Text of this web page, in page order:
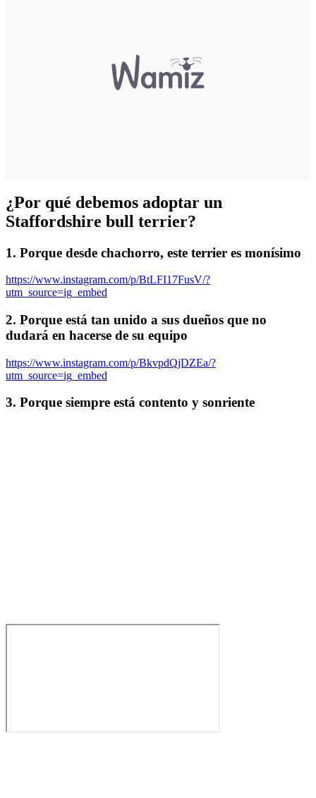
¿Por qué debemos adoptar un
Staffordshire bull terrier?
1. Porque desde chachorro, este terrier es monísimo
https://www.instagram.com/p/BtLFI17FusV/?
utm_source=ig_embed
2. Porque está tan unido a sus dueños que no
dudará en hacerse de su equipo
https://www.instagram.com/p/BkvpdQjDZEa/?
utm_source=ig_embed
3. Porque siempre está contento y sonriente